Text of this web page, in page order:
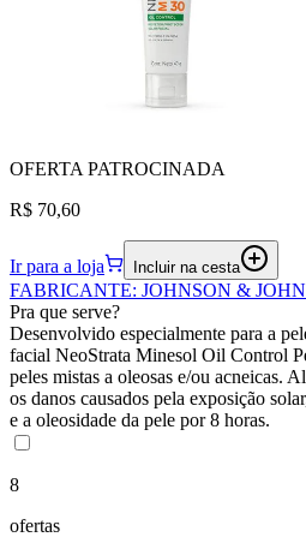
OFERTA PATROCINADA
R$ 70,60
Ir para a loja Incluir na cesta
FABRICANTE: JOHNSON &
Pra que serve?
Desenvolvido especialmente para a
facial NeoStrata Minesol Oil Control
peles mistas a oleosas e/ou acneicas.
os danos causados pela exposição
e a oleosidade da pele por 8 horas.
8
ofertas